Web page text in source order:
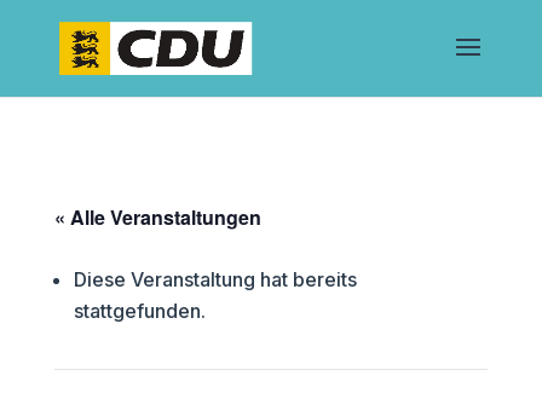
« Alle Veranstaltungen
Diese Veranstaltung hat bereits
stattgefunden.